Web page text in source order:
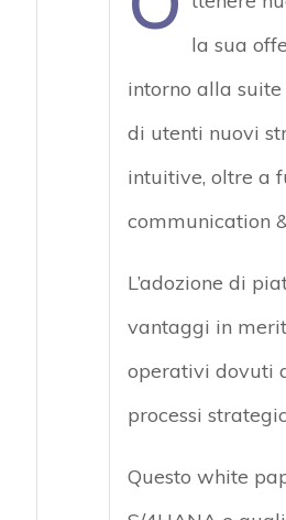
la sua
intorno alla
di utenti nuovi
intuitive, oltre a
communication
L’adozione di
vantaggi in
operativi dovuti
processi
Questo white